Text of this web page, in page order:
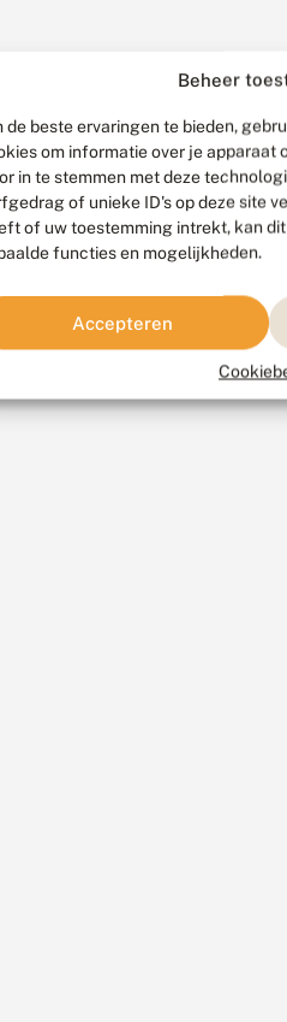
Beheer
de beste ervaringen te bieden,
om informatie over je apparaat
in te stemmen met deze
of unieke ID's op deze site
of uw toestemming intrekt, kan
functies en mogelijkheden.
Accepteren